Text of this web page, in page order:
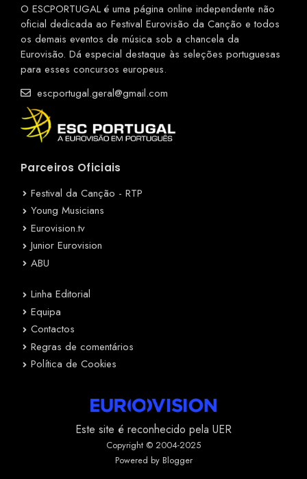
O ESCPORTUGAL é uma página online independente não
oficial dedicada ao Festival Eurovisão da Canção e todos
os demais eventos de música sob a chancela da
Eurovisão. Dá especial destaque às seleções portuguesas
para esses concursos europeus.
escportugal.geral@gmail.com
Parceiros Oficiais
Festival da Canção - RTP
Young Musicians
Eurovision.tv
Junior Eurovision
ABU
Linha Editorial
Equipa
Contactos
Regras de comentários
Política de Cookies
Este site é reconhecido pela UER
Copyright © 2004-2025
Powered by Blogger